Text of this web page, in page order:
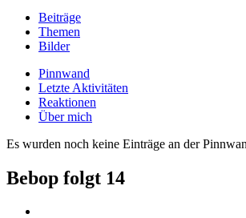
Beiträge
Themen
Bilder
Pinnwand
Letzte Aktivitäten
Reaktionen
Über mich
Es wurden noch keine Einträge an der
Bebop folgt 14